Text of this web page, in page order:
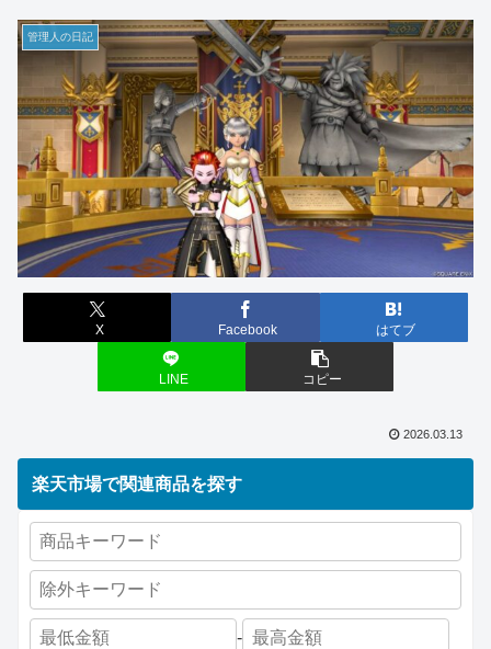
管理人の日記
X Facebook はてブ
LINE コピー
2026.03.13
楽天市場で関連商品を探す
-